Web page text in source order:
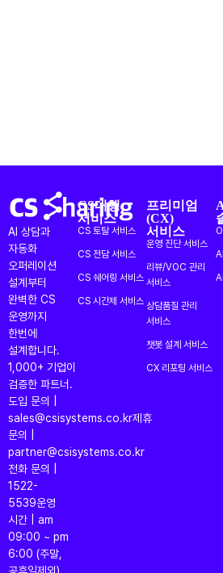
AI 상담과
자동화
오퍼레이션
설계부터
완벽한 CS
운영까지
한번에
설계합니다.
1,000+ 기업이
검증한 파트너.
도입 문의 |
sales@csisystems.co.kr제휴
문의 |
partner@csisystems.co.kr
전화 문의 |
1522-
5539운영
시간 | am
09:00 ~ pm
6:00 (주말,
CS대행
서비스
CS 토탈 서비스
CS 전담 서비스
CS 쉐어링 서비스
CS 시간제 서비스
프리미엄
(CX)
서비스
운영 진단 서비스
리뷰/VOC 관리
서비스
상담품질 관리
서비스
챗봇 설계 서비스
CX 리포팅 서비스